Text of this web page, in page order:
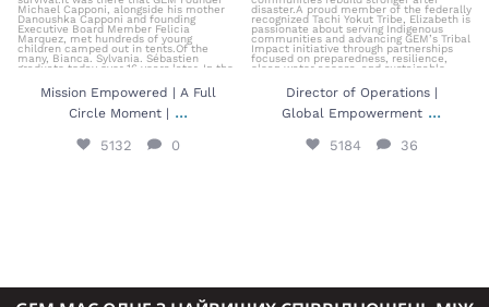
Mission Empowered | A Full
Circle Moment | ...
5132 0
Director of Operations |
Global Empowerment ...
5184 36